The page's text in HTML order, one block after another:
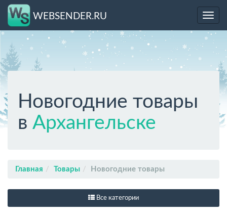
WEBSENDER.RU
Новогодние товары
в Архангельске
Главная Товары Новогодние товары
Все категории